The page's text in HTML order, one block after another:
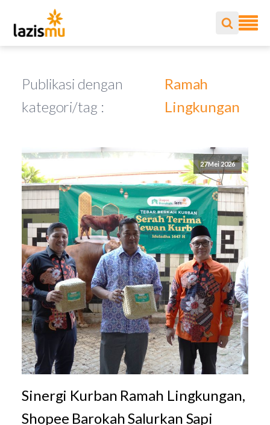
Publikasi dengan
kategori/tag :
Ramah
Lingkungan
27 Mei 2026
Sinergi Kurban Ramah Lingkungan,
Shopee Barokah Salurkan Sapi